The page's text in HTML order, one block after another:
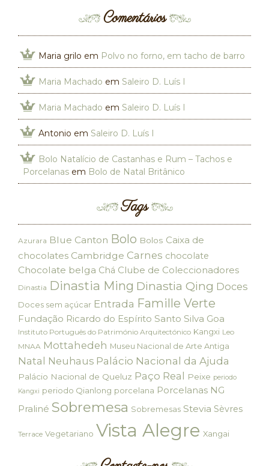
Comentários
Maria grilo em Polvo no forno, em tacho de barro
Maria Machado em Saleiro D. Luís I
Maria Machado em Saleiro D. Luís I
Antonio em Saleiro D. Luís I
Bolo Natalício de Castanhas e Rum – Tachos e
Porcelanas em Bolo de Natal Britânico
Tags
Azurara Blue Canton Bolo Bolos Caixa de
chocolates Cambridge Carnes chocolate
Chocolate belga Chá Clube de Coleccionadores
Dinastia Dinastia Ming Dinastia Qing Doces
Doces sem açúcar Entrada Famille Verte
Fundação Ricardo do Espírito Santo Silva Goa
Instituto Português do Património Arquitectónico Kangxi Leo
MNAA Mottahedeh Museu Nacional de Arte Antiga
Natal Neuhaus Palácio Nacional da Ajuda
Palácio Nacional de Queluz Paço Real Peixe periodo
Kangxi periodo Qianlong porcelana Porcelanas NG
Praliné Sobremesa Sobremesas Stevia Sèvres
Terrace Vegetariano Vista Alegre Xangai